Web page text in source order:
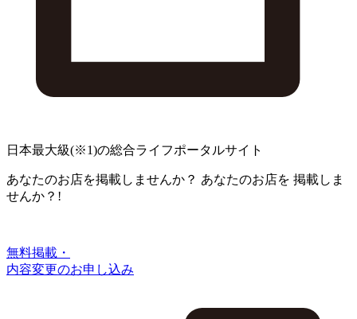
日本最大級(※1)の総合ライフポータルサイト
あなたのお店を掲載しませんか？ あなたのお店を 掲載しま
せんか？!
無料掲載・
内容変更のお申し込み